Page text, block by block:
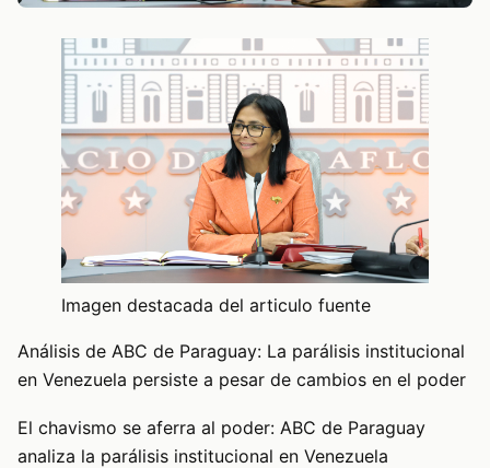
Imagen destacada del articulo fuente
Análisis de ABC de Paraguay: La parálisis institucional
en Venezuela persiste a pesar de cambios en el poder
El chavismo se aferra al poder: ABC de Paraguay
analiza la parálisis institucional en Venezuela